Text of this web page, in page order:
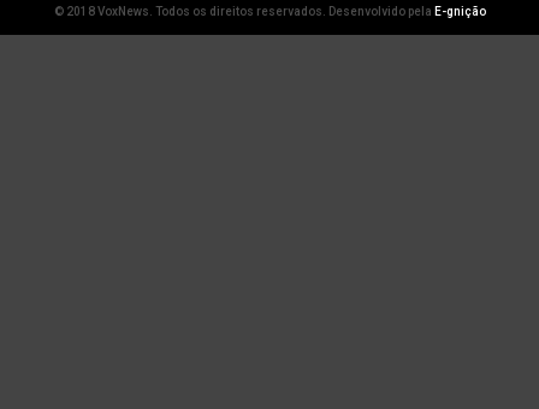
© 2018 VoxNews. Todos os direitos reservados. Desenvolvido pela E-gnição